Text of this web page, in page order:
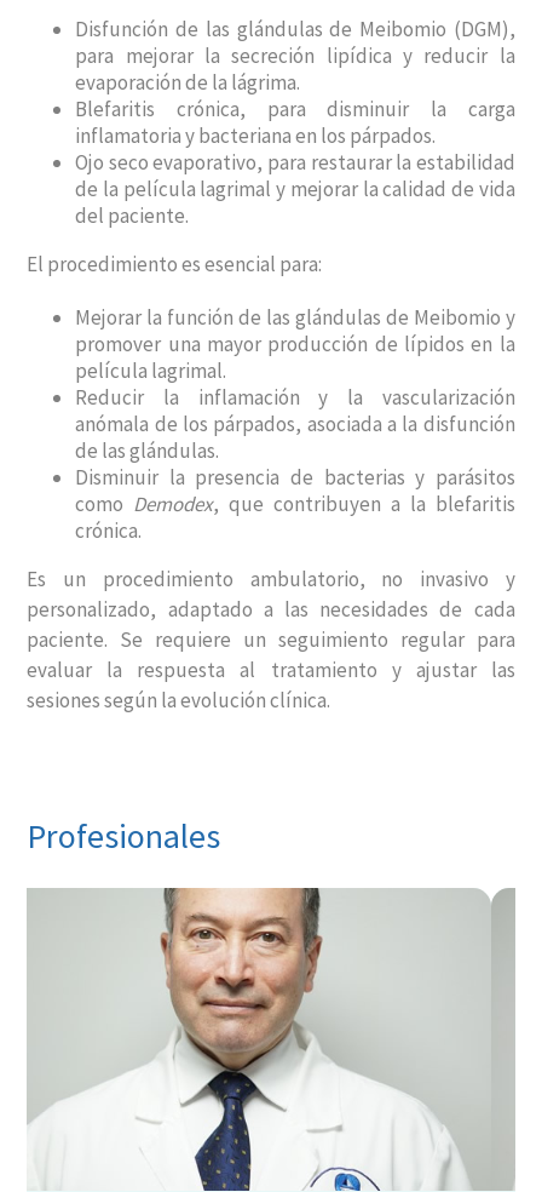
Disfunción de las glándulas de Meibomio (DGM),
para mejorar la secreción lipídica y reducir la
evaporación de la lágrima.
Blefaritis crónica, para disminuir la carga
inflamatoria y bacteriana en los párpados.
Ojo seco evaporativo, para restaurar la estabilidad
de la película lagrimal y mejorar la calidad de vida
del paciente.
El procedimiento es esencial para:
Mejorar la función de las glándulas de Meibomio y
promover una mayor producción de lípidos en la
película lagrimal.
Reducir la inflamación y la vascularización
anómala de los párpados, asociada a la disfunción
de las glándulas.
Disminuir la presencia de bacterias y parásitos
como Demodex, que contribuyen a la blefaritis
crónica.
Es un procedimiento ambulatorio, no invasivo y
personalizado, adaptado a las necesidades de cada
paciente. Se requiere un seguimiento regular para
evaluar la respuesta al tratamiento y ajustar las
sesiones según la evolución clínica.
Profesionales